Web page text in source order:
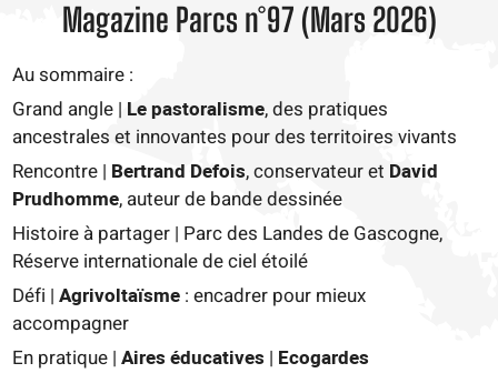
Magazine Parcs n°97 (Mars 2026)
Au sommaire :
Grand angle | Le pastoralisme, des pratiques
ancestrales et innovantes pour des territoires vivants
Rencontre | Bertrand Defois, conservateur et David
Prudhomme, auteur de bande dessinée
Histoire à partager | Parc des Landes de Gascogne,
Réserve internationale de ciel étoilé
Défi |Agrivoltaïsme : encadrer pour mieux
accompagner
En pratique |Aires éducatives | Ecogardes